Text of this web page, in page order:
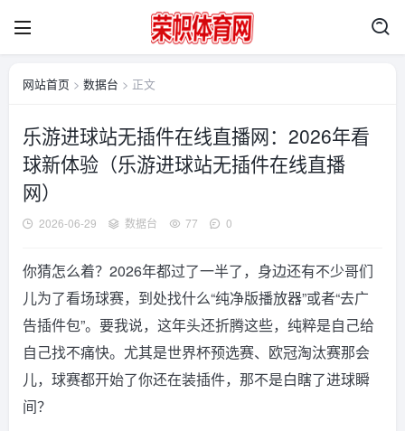
网站首页 > 数据台 > 正文
乐游进球站无插件在线直播网：2026年看
球新体验（乐游进球站无插件在线直播
网）
2026-06-29 数据台 77 0
你猜怎么着？2026年都过了一半了，身边还有不少哥们
儿为了看场球赛，到处找什么“纯净版播放器”或者“去广
告插件包”。要我说，这年头还折腾这些，纯粹是自己给
自己找不痛快。尤其是世界杯预选赛、欧冠淘汰赛那会
儿，球赛都开始了你还在装插件，那不是白瞎了进球瞬
间？